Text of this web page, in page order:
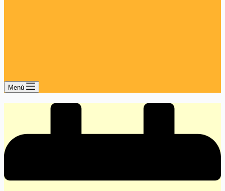
Menú